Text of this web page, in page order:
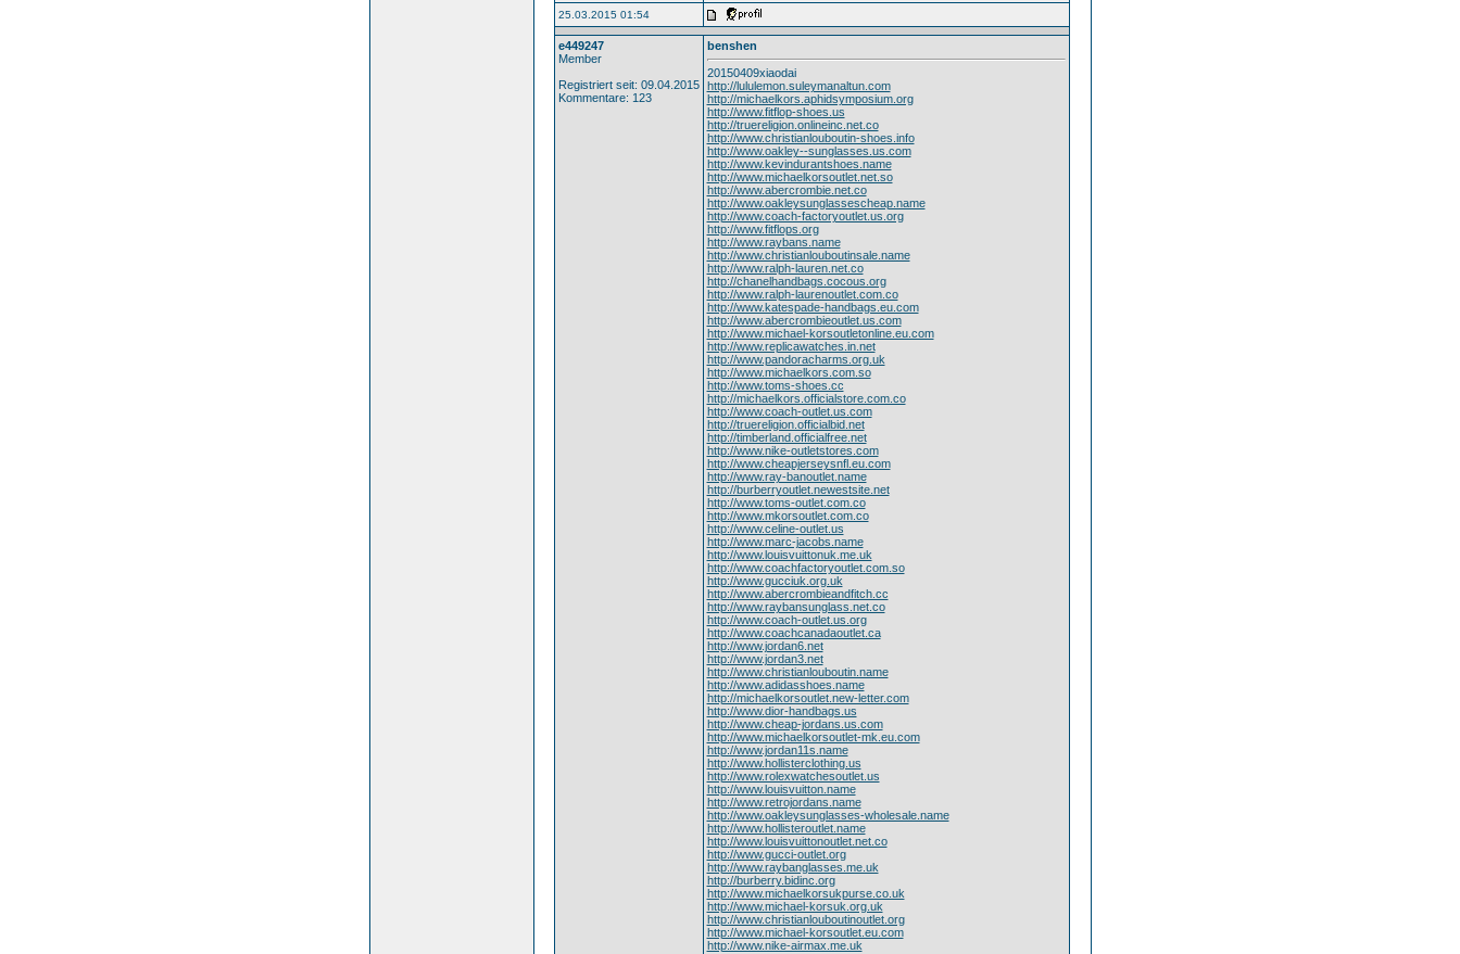
25.03.2015 01:54
e449247
Member
Registriert seit: 09.04.2015
Kommentare: 123
benshen
20150409xiaodai
http://lululemon.suleymanaltun.com
http://michaelkors.aphidsymposium.org
http://www.fitflop-shoes.us
http://truereligion.onlineinc.net.co
http://www.christianlouboutin-shoes.info
http://www.oakley--sunglasses.us.com
http://www.kevindurantshoes.name
http://www.michaelkorsoutlet.net.so
http://www.abercrombie.net.co
http://www.oakleysunglassescheap.name
http://www.coach-factoryoutlet.us.org
http://www.fitflops.org
http://www.raybans.name
http://www.christianlouboutinsale.name
http://www.ralph-lauren.net.co
http://chanelhandbags.cocous.org
http://www.ralph-laurenoutlet.com.co
http://www.katespade-handbags.eu.com
http://www.abercrombieoutlet.us.com
http://www.michael-korsoutletonline.eu.com
http://www.replicawatches.in.net
http://www.pandoracharms.org.uk
http://www.michaelkors.com.so
http://www.toms-shoes.cc
http://michaelkors.officialstore.com.co
http://www.coach-outlet.us.com
http://truereligion.officialbid.net
http://timberland.officialfree.net
http://www.nike-outletstores.com
http://www.cheapjerseysnfl.eu.com
http://www.ray-banoutlet.name
http://burberryoutlet.newestsite.net
http://www.toms-outlet.com.co
http://www.mkorsoutlet.com.co
http://www.celine-outlet.us
http://www.marc-jacobs.name
http://www.louisvuittonuk.me.uk
http://www.coachfactoryoutlet.com.so
http://www.gucciuk.org.uk
http://www.abercrombieandfitch.cc
http://www.raybansunglass.net.co
http://www.coach-outlet.us.org
http://www.coachcanadaoutlet.ca
http://www.jordan6.net
http://www.jordan3.net
http://www.christianlouboutin.name
http://www.adidasshoes.name
http://michaelkorsoutlet.new-letter.com
http://www.dior-handbags.us
http://www.cheap-jordans.us.com
http://www.michaelkorsoutlet-mk.eu.com
http://www.jordan11s.name
http://www.hollisterclothing.us
http://www.rolexwatchesoutlet.us
http://www.louisvuitton.name
http://www.retrojordans.name
http://www.oakleysunglasses-wholesale.name
http://www.hollisteroutlet.name
http://www.louisvuittonoutlet.net.co
http://www.gucci-outlet.org
http://www.raybanglasses.me.uk
http://burberry.bidinc.org
http://www.michaelkorsukpurse.co.uk
http://www.michael-korsuk.org.uk
http://www.christianlouboutinoutlet.org
http://www.michael-korsoutlet.eu.com
http://www.nike-airmax.me.uk